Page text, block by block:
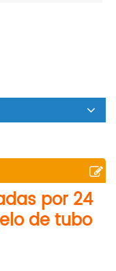
por 24
de tubo